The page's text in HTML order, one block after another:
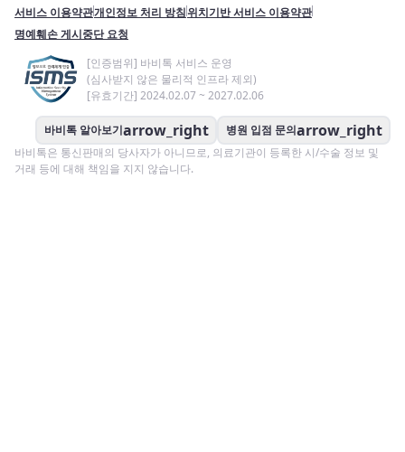
서비스 이용약관개인정보 처리 방침위치기반 서비스 이용약관
명예훼손 게시중단 요청
[인증범위] 바비톡 서비스 운영
(심사받지 않은 물리적 인프라 제외)
[유효기간] 2024.02.07 ~ 2027.02.06
바비톡 알아보기arrow_right 병원 입점 문의arrow_right
바비톡은 통신판매의 당사자가 아니므로, 의료기관이 등록한 시/수술 정보 및
거래 등에 대해 책임을 지지 않습니다.